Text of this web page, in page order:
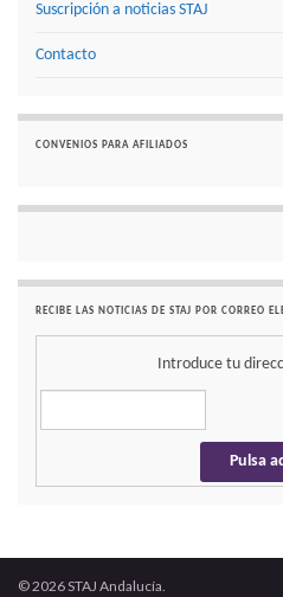
Suscripción a noticias STAJ
Contacto
CONVENIOS PARA AFILIADOS
RECIBE LAS NOTICIAS DE STAJ POR CORREO
Introduce tu
© 2026 STAJ Andalucía.